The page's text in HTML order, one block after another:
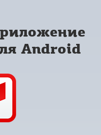
Android